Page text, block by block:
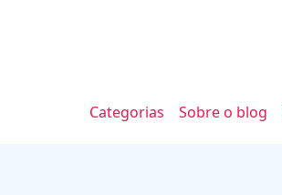
Categorias Sobre o blog